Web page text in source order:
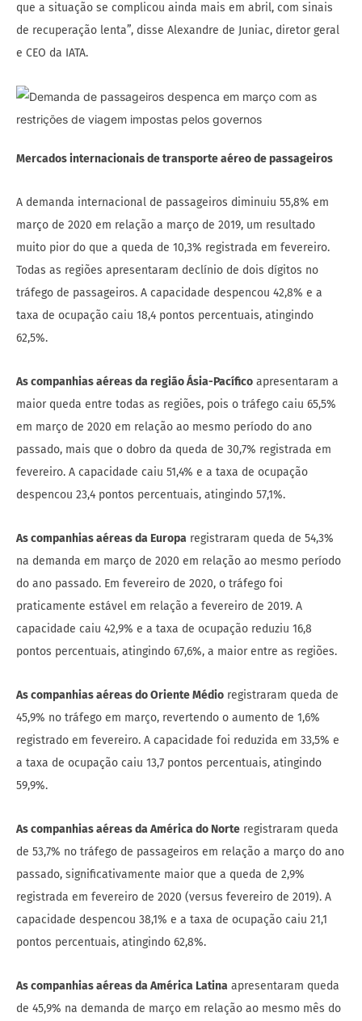
que a situação se complicou ainda mais em abril, com sinais
de recuperação lenta”, disse Alexandre de Juniac, diretor geral
e CEO da IATA.
Mercados internacionais de transporte aéreo de passageiros
A demanda internacional de passageiros diminuiu 55,8% em
março de 2020 em relação a março de 2019, um resultado
muito pior do que a queda de 10,3% registrada em fevereiro.
Todas as regiões apresentaram declínio de dois dígitos no
tráfego de passageiros. A capacidade despencou 42,8% e a
taxa de ocupação caiu 18,4 pontos percentuais, atingindo
62,5%.
As companhias aéreas da região Ásia-Pacífico apresentaram a
maior queda entre todas as regiões, pois o tráfego caiu 65,5%
em março de 2020 em relação ao mesmo período do ano
passado, mais que o dobro da queda de 30,7% registrada em
fevereiro. A capacidade caiu 51,4% e a taxa de ocupação
despencou 23,4 pontos percentuais, atingindo 57,1%.
As companhias aéreas da Europa registraram queda de 54,3%
na demanda em março de 2020 em relação ao mesmo período
do ano passado. Em fevereiro de 2020, o tráfego foi
praticamente estável em relação a fevereiro de 2019. A
capacidade caiu 42,9% e a taxa de ocupação reduziu 16,8
pontos percentuais, atingindo 67,6%, a maior entre as regiões.
As companhias aéreas do Oriente Médio registraram queda de
45,9% no tráfego em março, revertendo o aumento de 1,6%
registrado em fevereiro. A capacidade foi reduzida em 33,5% e
a taxa de ocupação caiu 13,7 pontos percentuais, atingindo
59,9%.
As companhias aéreas da América do Norte registraram queda
de 53,7% no tráfego de passageiros em relação a março do ano
passado, significativamente maior que a queda de 2,9%
registrada em fevereiro de 2020 (versus fevereiro de 2019). A
capacidade despencou 38,1% e a taxa de ocupação caiu 21,1
pontos percentuais, atingindo 62,8%.
As companhias aéreas da América Latina apresentaram queda
de 45,9% na demanda de março em relação ao mesmo mês do